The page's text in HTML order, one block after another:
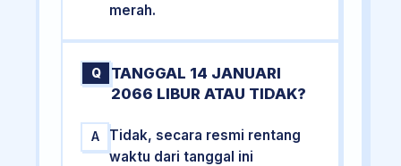
merah.
Q
TANGGAL 14 JANUARI
2066 LIBUR ATAU TIDAK?
A
Tidak, secara resmi rentang
waktu dari tanggal ini